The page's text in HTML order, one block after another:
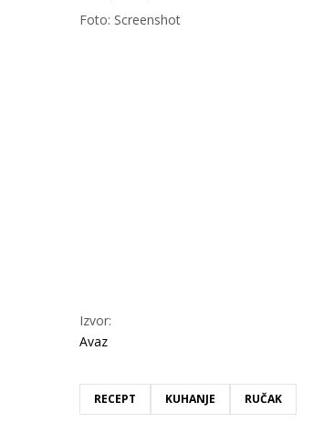
Foto: Screenshot
Izvor:
Avaz
RECEPT KUHANJE RUČAK